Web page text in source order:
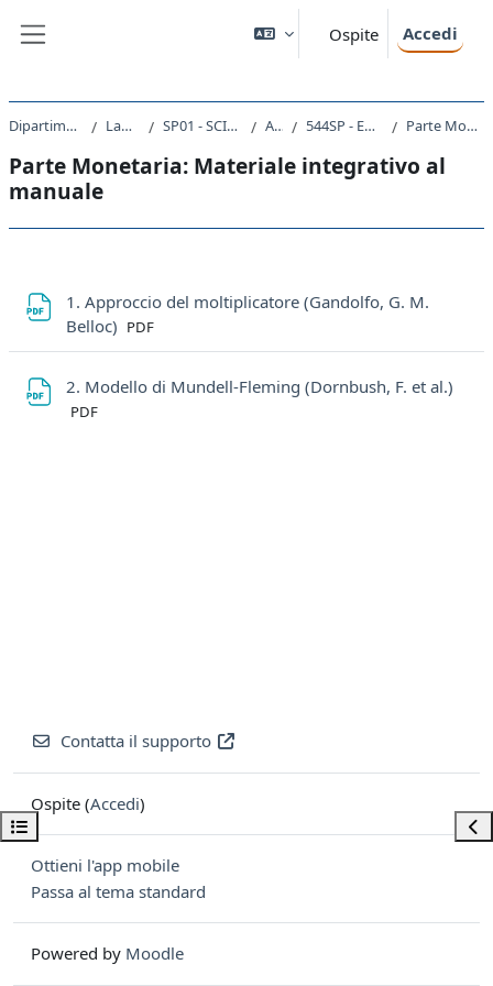
Ospite Accedi
Apri indice del corso
Dipartimento di Scienze Politiche e Sociali Laurea triennale (DM270) SP01 - SCIENZE INTERNAZIONALI E DIPLOMATICHE A.A. 2023 - 2024 544SP - ECONOMIA INTERNAZIONALE 2023 - 2024 Parte Monetaria: Materiale integrativo al manuale
Parte Monetaria: Materiale integrativo al
manuale
1. Approccio del moltiplicatore (Gandolfo, G. M.
Belloc) File
PDF
2. Modello di Mundell-Fleming (Dornbush, F. et al.)
PDF
Contatta il supporto
Ospite (Accedi)
Ottieni l'app mobile
Passa al tema standard
Powered by Moodle